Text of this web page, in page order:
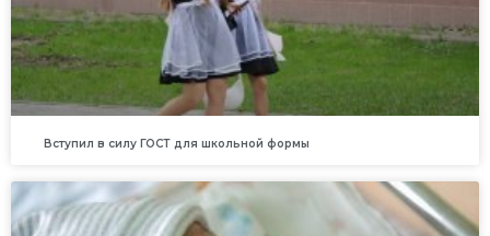
Вступил в силу ГОСТ для школьной формы